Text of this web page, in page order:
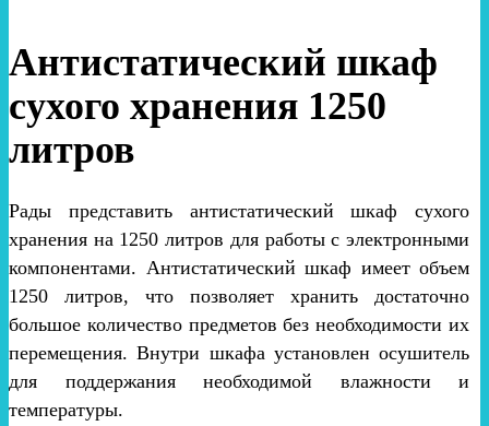
Антистатический шкаф
сухого хранения 1250
литров
Рады представить антистатический шкаф сухого
хранения на 1250 литров для работы с электронными
компонентами. Антистатический шкаф имеет объем
1250 литров, что позволяет хранить достаточно
большое количество предметов без необходимости их
перемещения. Внутри шкафа установлен осушитель
для поддержания необходимой влажности и
температуры.